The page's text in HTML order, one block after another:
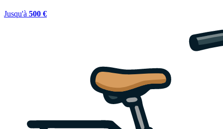
Jusqu'à 500 €